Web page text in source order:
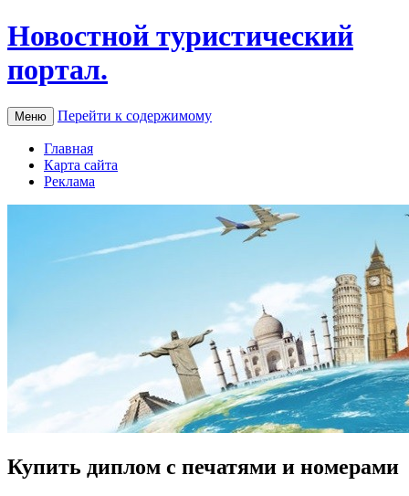
Новостной туристический
портал.
Меню Перейти к содержимому
Главная
Карта сайта
Реклама
Купить диплом с печатями и номерами